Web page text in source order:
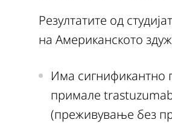
Резултатите од
на Американското
Има сигнификантно
примале
(преживување без